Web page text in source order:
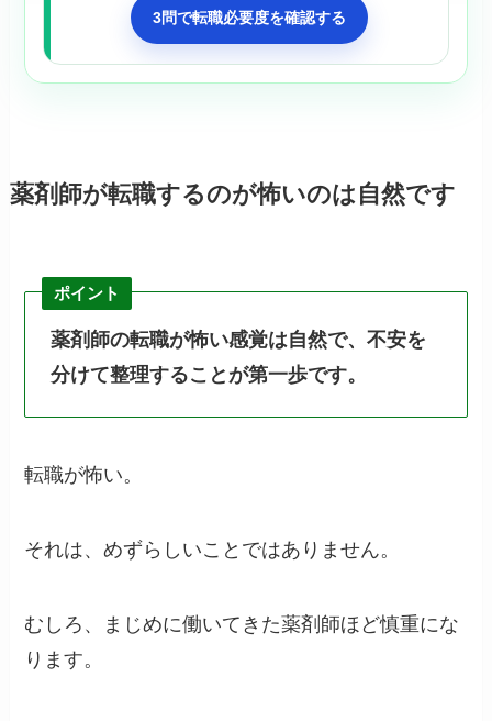
3問で転職必要度を確認する
薬剤師が転職するのが怖いのは自然です
ポイント
薬剤師の転職が怖い感覚は自然で、不安を
分けて整理することが第一歩です。
転職が怖い。
それは、めずらしいことではありません。
むしろ、まじめに働いてきた薬剤師ほど慎重にな
ります。